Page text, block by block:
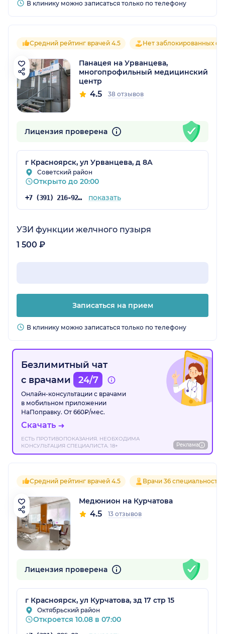
В клинику можно записаться только по телефону
Средний рейтинг врачей 4.5 Нет заблокированных
Панацея на Урванцева,
многопрофильный медицинский
центр
4.5 38 отзывов
Лицензия проверена
г Красноярск, ул Урванцева, д 8А
Советский район
Открыто до 20:00
+7 (391) 216-92-40 показать
УЗИ функции желчного пузыря
1 500 ₽
Записаться на прием
В клинику можно записаться только по телефону
Безлимитный чат
с врачами
24/7
Онлайн-консультации с врачами
в мобильном приложении
НаПоправку. От 660₽/мес.
Скачать
ЕСТЬ ПРОТИВОПОКАЗАНИЯ. НЕОБХОДИМА
КОНСУЛЬТАЦИЯ СПЕЦИАЛИСТА. 18+
Реклама
Средний рейтинг врачей 4.5 Врачи 36 специальностей
Медюнион на Курчатова
4.5 13 отзывов
Лицензия проверена
г Красноярск, ул Курчатова, зд 17 стр 15
Октябрьский район
Откроется 10.08 в 07:00